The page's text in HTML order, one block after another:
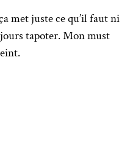
met juste ce qu’il faut ni
tapoter. Mon must